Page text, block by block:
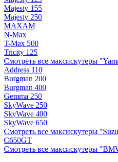
Majesty 155
Majesty 250
MAXAM
N-Max
T-Max 500
Tricity 125
Смотреть все максискутеры
Address 110
Burgman 200
Burgman 400
Gemma 250
SkyWave 250
SkyWave 400
SkyWave 650
Смотреть все максискутеры
C650GT
Смотреть все максискутеры